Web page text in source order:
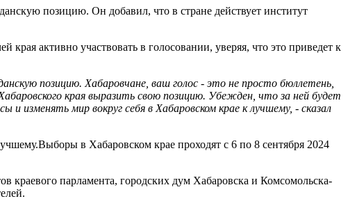
позицию. Он добавил, что в стране действует институт
края активно участвовать в голосовании, уверяя, что это приведет к
позицию. Хабаровчане, ваш голос - это не просто бюллетень,
края выразить свою позицию. Убежден, что за ней будет
мир вокруг себя в Хабаровском крае к лучшему, - сказал
в Хабаровском крае проходят с 6 по 8 сентября 2024
краевого парламента, городских дум Хабаровска и Комсомольска-